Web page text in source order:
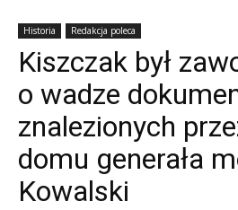
Historia Redakcja poleca
Kiszczak był
o wadze
znalezionych
domu generała
Kowalski